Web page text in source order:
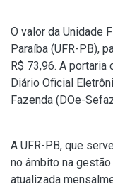
O valor da Unidade
Paraíba (UFR-PB),
R$ 73,96. A portaria
Diário Oficial
Fazenda (DOe-
A UFR-PB, que
no âmbito na
atualizada